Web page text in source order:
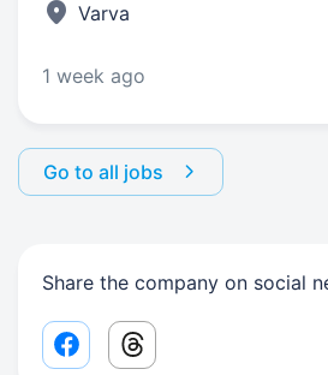
Varva
1 week ago
Go to all jobs
Share the company on social
Facebook share link
Threads share link